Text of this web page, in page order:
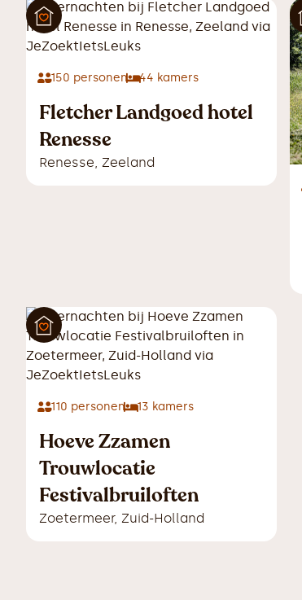
150 personen 44 kamers
Fletcher Landgoed hotel
Renesse
Renesse, Zeeland
110 personen 13 kamers
Hoeve Zzamen
Trouwlocatie
Festivalbruiloften
Zoetermeer, Zuid-Holland